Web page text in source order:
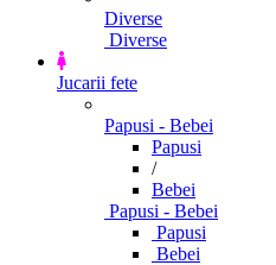
Diverse
Diverse
Jucarii fete
Papusi - Bebei
Papusi
/
Bebei
Papusi - Bebei
Papusi
Bebei